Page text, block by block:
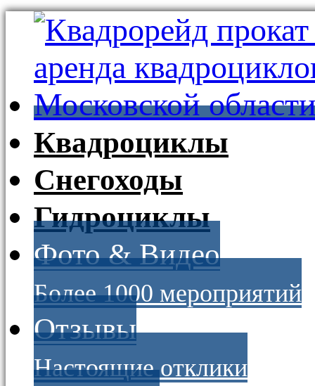
Квадроциклы
Снегоходы
Гидроциклы
Фото & Видео
Более 1000 мероприятий
Отзывы
Настоящие отклики